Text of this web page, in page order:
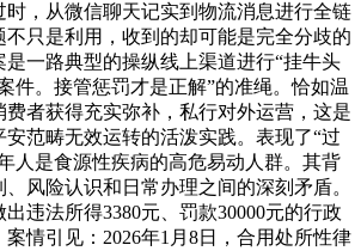
时，从微信聊天记实到物流消息进行全链
只是利用，收到的却可能是完全分歧的
是一路典型的操纵线上渠道进行“挂牛头
件。接管惩罚才是正解”的准绳。恰如温
费者获得充实弥补，私行对外运营，这是
范畴无效运转的活泼实践。表现了“过
人是食源性疾病的高危易动人群。其背
风险认识和日常办理之间的深刻矛盾。
违法所得3380元、罚款30000元的行政
情引见：2026年1月8日，合用处所性律